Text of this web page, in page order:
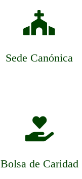

Sede Canónica

Bolsa de Caridad